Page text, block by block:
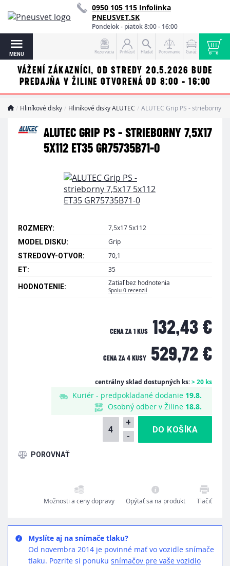
0950 105 115 Infolinka
PNEUSVET.SK
Pondelok - piatok 8:00 - 16:00
MENU Rezervácia Prihlásiť Hľadať Porovnanie Garáž
VÁŽENÍ ZÁKAZNÍCI, OD STREDY 20.5.2026 BUDE
PREDAJŇA V ŽILINE OTVORENÁ OD 8:00 - 16:00
Hliníkové disky Hliníkové disky ALUTEC ALUTEC Grip PS - strieborny
ALUTEC GRIP PS - STRIEBORNY 7,5X17
5X112 ET35 GR75735B71-0
ROZMERY: 7,5x17 5x112
MODEL DISKU: Grip
STREDOVY-OTVOR: 70,1
ET: 35
HODNOTENIE: Zatiaľ bez hodnotenia
Spolu 0 recenzií
CENA ZA 1 KUS 132,43 €
CENA ZA 4 KUSY 529,72 €
centrálny sklad dostupných ks:> 20 ks
Kuriér - predpokladané dodanie 19.8.
Osobný odber v Žiline 18.8.
+
-
Možnosti a ceny dopravy Opýtať sa na produkt Tlačiť
Myslíte aj na snímače tlaku?
Od novembra 2014 je povinné mať vo vozidle snímače
tlaku. Pozrite si ponuku snímačov pre vaše vozidlo